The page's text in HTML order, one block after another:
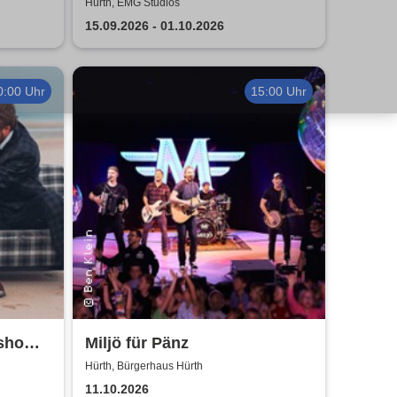
Hürth, EMG Studios
15.09.2026 - 01.10.2026
Uhr 15:00 Uhr
Miljö für Pänz
Hürth, Bürgerhaus Hürth
11.10.2026